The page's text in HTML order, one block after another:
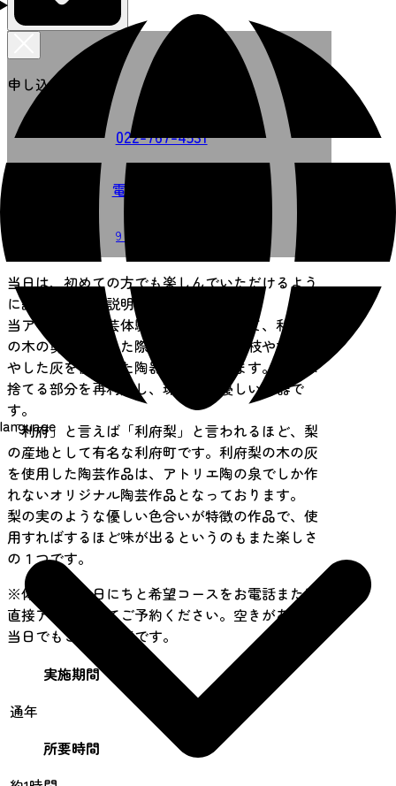
language
申し込みを選択
022-767-4531
電話で申し込む
9：30～20：30
当日は、初めての方でも楽しんでいただけるよう
に講師が丁寧に説明します。
当アトリエの陶芸体験のこだわりとして、利府梨
の木の剪定を行った際に不要になった枝や木を燃
やした灰を使用した陶器が作成できます。普段は
捨てる部分を再利用し、環境にも優しい陶器で
す。
「利府」と言えば「利府梨」と言われるほど、梨
の産地として有名な利府町です。利府梨の木の灰
を使用した陶芸作品は、アトリエ陶の泉でしか作
れないオリジナル陶芸作品となっております。
梨の実のような優しい色合いが特徴の作品で、使
用すればするほど味が出るというのもまた楽しさ
の１つです。
※体験したい日にちと希望コースをお電話または
直接アトリエにてご予約ください。空きがあれば
当日でもご予約可能です。
実施期間
通年
所要時間